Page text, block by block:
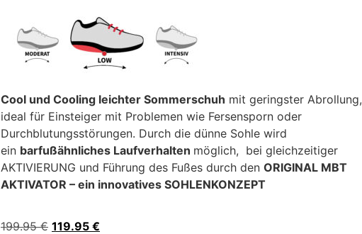
Cool und Cooling leichter Sommerschuh mit geringster Abrollung,
ideal für Einsteiger mit Problemen wie Fersensporn oder
Durchblutungsstörungen. Durch die dünne Sohle wird
ein barfußähnliches Laufverhalten möglich, bei gleichzeitiger
AKTIVIERUNG und Führung des Fußes durch den ORIGINAL MBT
AKTIVATOR – ein innovatives SOHLENKONZEPT
199.95€ 119.95 €